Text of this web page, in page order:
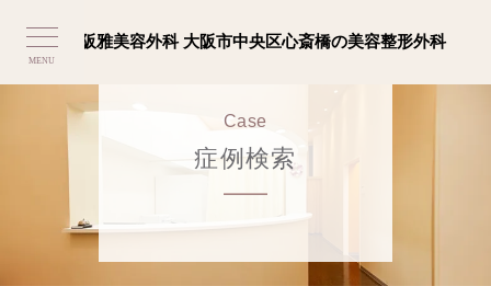
MENU
Case
症例検索